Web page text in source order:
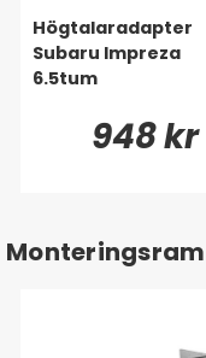
Högtalaradapter
Subaru Impreza
6.5tum
948 kr
Monteringsram